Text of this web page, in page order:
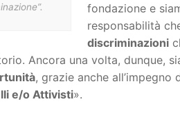
fondazione e
responsabilità
discriminazioni
Ancora una volta, dunque,
, grazie anche
e/o Attivisti».